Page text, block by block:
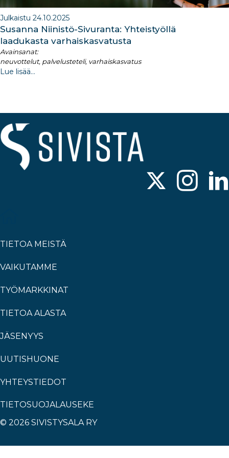
Julkaistu 24.10.2025
Susanna Niinistö-Sivuranta: Yhteistyöllä
laadukasta varhaiskasvatusta
Avainsanat:
neuvottelut, palvelusteteli, varhaiskasvatus
Lue lisää...
TIETOA MEISTÄ
VAIKUTAMME
TYÖMARKKINAT
TIETOA ALASTA
JÄSENYYS
UUTISHUONE
YHTEYSTIEDOT
TIETOSUOJALAUSEKE
© 2026 SIVISTYSALA RY